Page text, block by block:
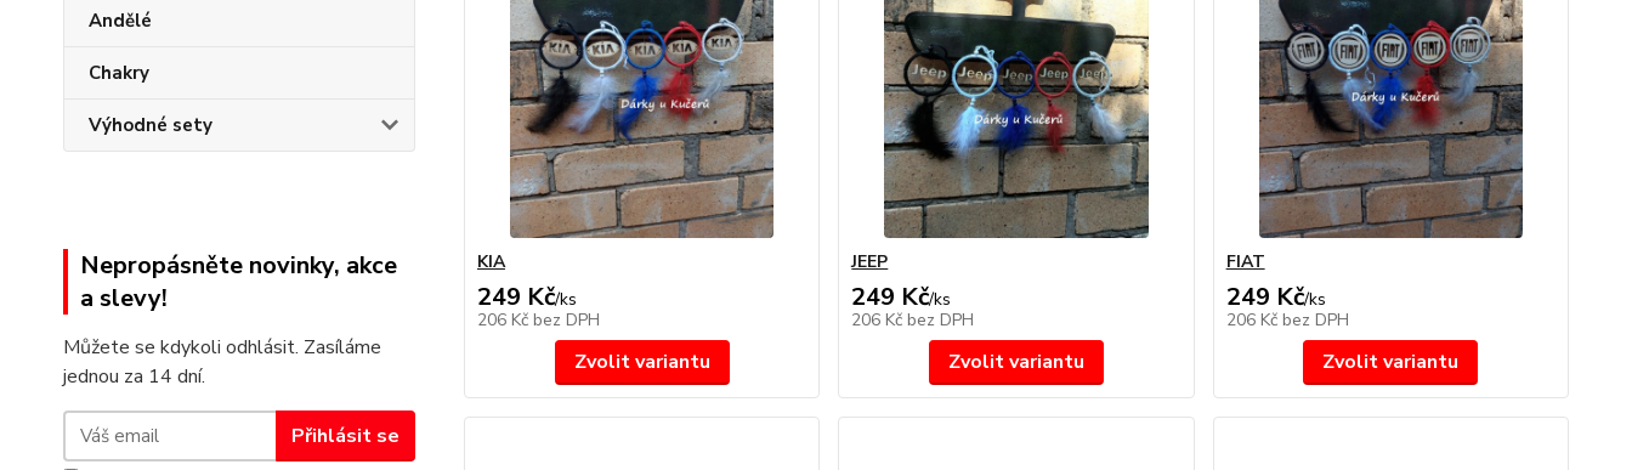
Andělé
Chakry
Výhodné sety
Nepropásněte novinky, akce
a slevy!
Můžete se kdykoli odhlásit. Zasíláme
jednou za 14 dní.
Přihlásit se
KIA
249 Kč/ks
206 Kč bez DPH
Zvolit variantu
JEEP
249 Kč/ks
206 Kč bez DPH
Zvolit variantu
FIAT
249 Kč/ks
206 Kč bez DPH
Zvolit variantu